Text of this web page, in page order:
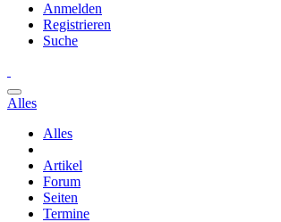
Anmelden
Registrieren
Suche
Alles
Alles
Artikel
Forum
Seiten
Termine